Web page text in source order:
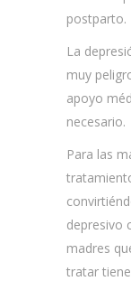
postparto.
La
muy
apoyo
necesario.
Para las
depresivo
madres
tratar